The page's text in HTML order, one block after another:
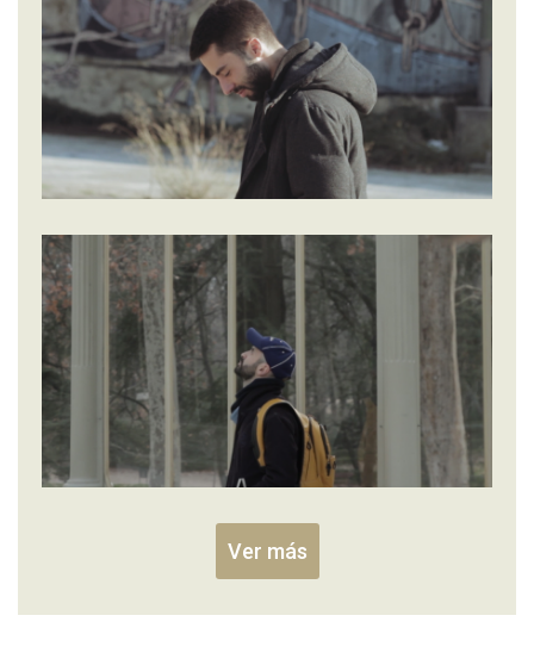
Ver más